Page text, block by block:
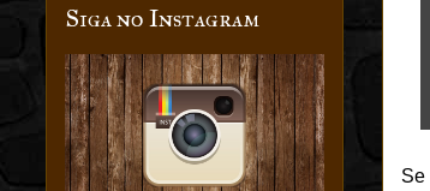
Siga no Instagram